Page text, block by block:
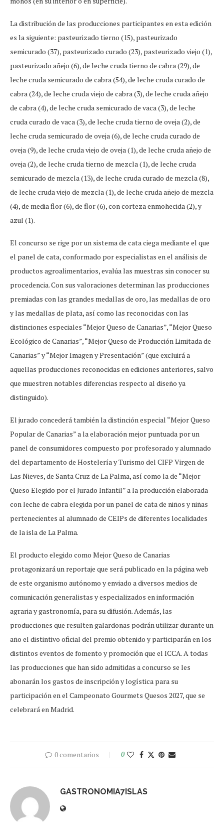
La distribución de las producciones participantes en esta edición
es la siguiente: pasteurizado tierno (15), pasteurizado
semicurado (37), pasteurizado curado (23), pasteurizado viejo (1),
pasteurizado añejo (6), de leche cruda tierno de cabra (29), de
leche cruda semicurado de cabra (54), de leche cruda curado de
cabra (24), de leche cruda viejo de cabra (3), de leche cruda añejo
de cabra (4), de leche cruda semicurado de vaca (3), de leche
cruda curado de vaca (3), de leche cruda tierno de oveja (2), de
leche cruda semicurado de oveja (6), de leche cruda curado de
oveja (9), de leche cruda viejo de oveja (1), de leche cruda añejo de
oveja (2), de leche cruda tierno de mezcla (1), de leche cruda
semicurado de mezcla (13), de leche cruda curado de mezcla (8),
de leche cruda viejo de mezcla (1), de leche cruda añejo de mezcla
(4), de media flor (6), de flor (6), con corteza enmohecida (2), y
azul (1).
El concurso se rige por un sistema de cata ciega mediante el que
el panel de cata, conformado por especialistas en el análisis de
productos agroalimentarios, evalúa las muestras sin conocer su
procedencia. Con sus valoraciones determinan las producciones
premiadas con las grandes medallas de oro, las medallas de oro
y las medallas de plata, así como las reconocidas con las
distinciones especiales “Mejor Queso de Canarias”, “Mejor Queso
Ecológico de Canarias”, “Mejor Queso de Producción Limitada de
Canarias” y “Mejor Imagen y Presentación” (que excluirá a
aquellas producciones reconocidas en ediciones anteriores, salvo
que muestren notables diferencias respecto al diseño ya
distinguido).
El jurado concederá también la distinción especial “Mejor Queso
Popular de Canarias” a la elaboración mejor puntuada por un
panel de consumidores compuesto por profesorado y alumnado
del departamento de Hostelería y Turismo del CIFP Virgen de
Las Nieves, de Santa Cruz de La Palma, así como la de “Mejor
Queso Elegido por el Jurado Infantil” a la producción elaborada
con leche de cabra elegida por un panel de cata de niños y niñas
pertenecientes al alumnado de CEIPs de diferentes localidades
de la isla de La Palma.
El producto elegido como Mejor Queso de Canarias
protagonizará un reportaje que será publicado en la página web
de este organismo autónomo y enviado a diversos medios de
comunicación generalistas y especializados en información
agraria y gastronomía, para su difusión. Además, las
producciones que resulten galardonas podrán utilizar durante un
año el distintivo oficial del premio obtenido y participarán en los
distintos eventos de fomento y promoción que el ICCA. A todas
las producciones que han sido admitidas a concurso se les
abonarán los gastos de inscripción y logística para su
participación en el Campeonato Gourmets Quesos 2027, que se
celebrará en Madrid.
0 comentarios 0
GASTRONOMIA7ISLAS